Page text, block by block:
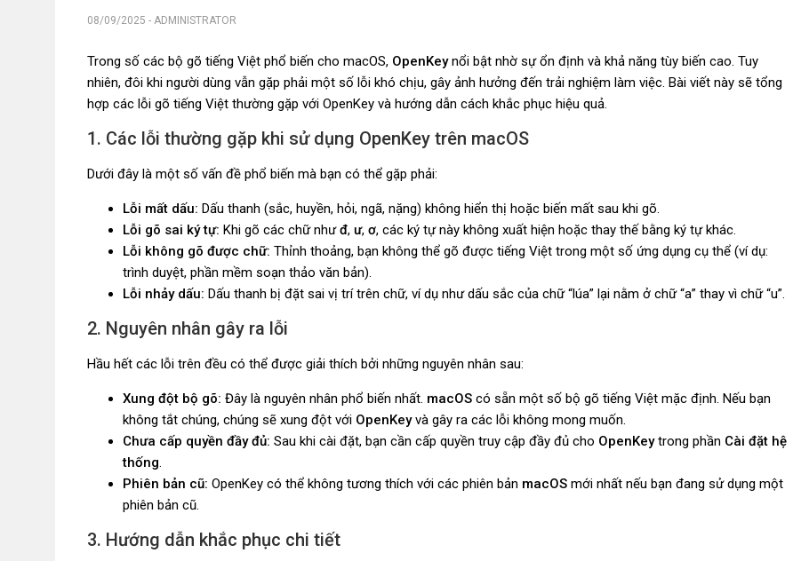
08/09/2025 - ADMINISTRATOR
Trong số các bộ gõ tiếng Việt phổ biến cho macOS, OpenKeynổi bật nhờ sự ổn định và khả năng tùy biến cao. Tuy
nhiên, đôi khi người dùng vẫn gặp phải một số lỗi khó chịu, gây ảnh hưởng đến trải nghiệm làm việc. Bài viết này sẽ tổng
hợp các lỗi gõ tiếng Việt thường gặp với OpenKey và hướng dẫn cách khắc phục hiệu quả.
1. Các lỗi thường gặp khi sử dụng OpenKey trên macOS
Dưới đây là một số vấn đề phổ biến mà bạn có thể gặp phải:
Lỗi mất dấu: Dấu thanh (sắc, huyền, hỏi, ngã, nặng) không hiển thị hoặc biến mất sau khi gõ.
Lỗi gõ sai ký tự: Khi gõ các chữ nhưđ, ư, ơ, các ký tự này không xuất hiện hoặc thay thế bằng ký tự khác.
Lỗi không gõ được chữ: Thỉnh thoảng, bạn không thể gõ được tiếng Việt trong một số ứng dụng cụ thể (ví dụ:
trình duyệt, phần mềm soạn thảo văn bản).
Lỗi nhảy dấu: Dấu thanh bị đặt sai vị trí trên chữ, ví dụ như dấu sắc của chữ “lúa” lại nằm ở chữ “a” thay vì chữ “u”.
2. Nguyên nhân gây ra lỗi
Hầu hết các lỗi trên đều có thể được giải thích bởi những nguyên nhân sau:
Xung đột bộ gõ: Đây là nguyên nhân phổ biến nhất. macOS có sẵn một số bộ gõ tiếng Việt mặc định. Nếu bạn
không tắt chúng, chúng sẽ xung đột với OpenKeyvà gây ra các lỗi không mong muốn.
Chưa cấp quyền đầy đủ: Sau khi cài đặt, bạn cần cấp quyền truy cập đầy đủ cho OpenKeytrong phần Cài đặt hệ
thống.
Phiên bản cũ: OpenKey có thể không tương thích với các phiên bản macOS mới nhất nếu bạn đang sử dụng một
phiên bản cũ.
3. Hướng dẫn khắc phục chi tiết